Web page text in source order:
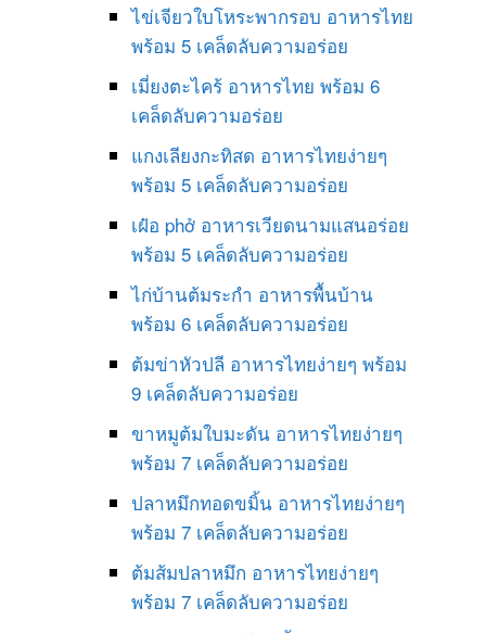
ไข่เจียวใบโหระพากรอบ อาหารไทย
พร้อม 5 เคล็ดลับความอร่อย
เมี่ยงตะไคร้ อาหารไทย พร้อม 6
เคล็ดลับความอร่อย
แกงเลียงกะทิสด อาหารไทยง่ายๆ
พร้อม 5 เคล็ดลับความอร่อย
เฝ๋อ phở อาหารเวียดนามแสนอร่อย
พร้อม 5 เคล็ดลับความอร่อย
ไก่บ้านต้มระกำ อาหารพื้นบ้าน
พร้อม 6 เคล็ดลับความอร่อย
ต้มข่าหัวปลี อาหารไทยง่ายๆ พร้อม
9 เคล็ดลับความอร่อย
ขาหมูต้มใบมะดัน อาหารไทยง่ายๆ
พร้อม 7 เคล็ดลับความอร่อย
ปลาหมึกทอดขมิ้น อาหารไทยง่ายๆ
พร้อม 7 เคล็ดลับความอร่อย
ต้มส้มปลาหมึก อาหารไทยง่ายๆ
พร้อม 7 เคล็ดลับความอร่อย